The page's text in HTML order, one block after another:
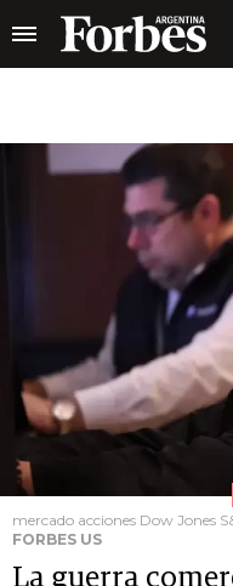
mercado acciones Dow Jones
FORBES US
La guerra